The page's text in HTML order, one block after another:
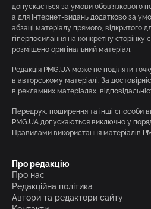
допускається за умови обов’язкового
а для інтернет-видань додатково за
абзаці матеріалу прямого, відкритого
гіперпосилання на конкретну сторінку
розміщено оригінальний матеріал.
Редакція PMG.UA може не поділяти
в авторському матеріалі. За
в рекламних матеріалах,
Передрук, поширення та інші способи
PMG.UA допускаються виключно у
Правилами використання матеріалів
Про редакцію
Про нас
Редакційна політика
Автори та редактори сайту